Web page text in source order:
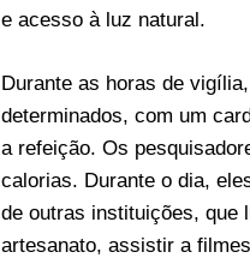
e acesso à luz natural.
Durante as horas de
determinados, com um
a refeição. Os
calorias. Durante o dia,
de outras instituições, que
artesanato, assistir a